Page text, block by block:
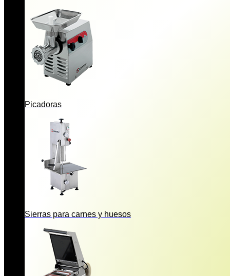
Picadoras
Sierras para carnes y huesos